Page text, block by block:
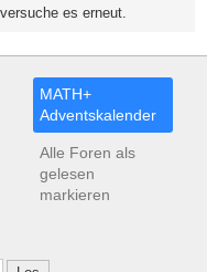
es erneut.
MATH+
Adventskalender
Alle Foren als
gelesen
markieren